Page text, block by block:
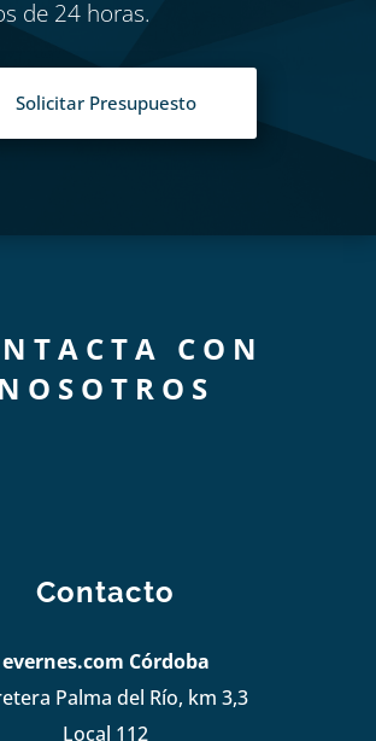
de 24 horas.
Solicitar Presupuesto
CON
NOSOTROS
Contacto
evernes.com Córdoba
Palma del Río, km 3,3
Local 112